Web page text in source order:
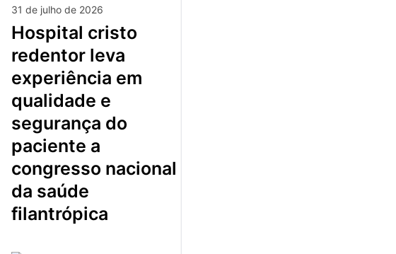
31 de julho de 2026
hospital cristo
redentor leva
experiência em
qualidade e
segurança do
paciente a
congresso nacional
da saúde
filantrópica